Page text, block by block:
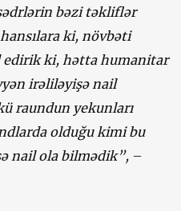
bəzi təkliflər
ki, növbəti
edirik ki, hətta humanitar
irəliləyişə nail
raundun yekunları
olduğu kimi bu
nail ola bilmədik”, –